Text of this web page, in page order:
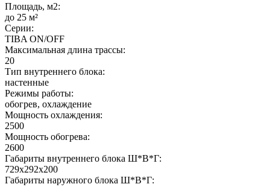
Площадь, м2:
до 25 м²
Серии:
TIBA ON/OFF
Максимальная длина трассы:
20
Тип внутреннего блока:
настенные
Режимы работы:
обогрев, охлаждение
Мощность охлаждения:
2500
Мощность обогрева:
2600
Габариты внутреннего блока Ш*В*Г:
729x292x200
Габариты наружного блока Ш*В*Г: